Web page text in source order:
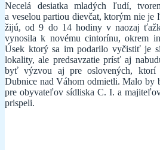
Necelá desiatka mladých ľudí,
a veselou partiou dievčat, ktorým nie je
žijú, od 9 do 14 hodiny v naozaj
vynosila k novému cintorínu, okrem
Úsek ktorý sa im podarilo vyčistiť je
lokality, ale predsavzatie prísť aj
byť výzvou aj pre oslovených,
Dubnice nad Váhom odmietli. Malo by
pre obyvateľov sídliska C. I. a
prispeli.